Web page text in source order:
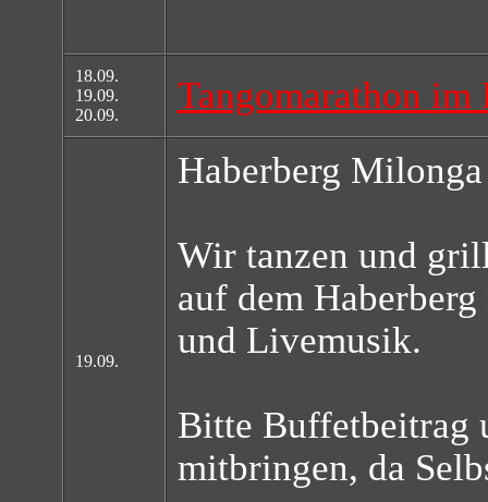
18.09.
19.09.
20.09.
Tangomarathon im
19.09.
Haberberg Milonga
Wir tanzen und
auf dem
und Livemusik.
Bitte Buffetbeitrag
mitbringen, da